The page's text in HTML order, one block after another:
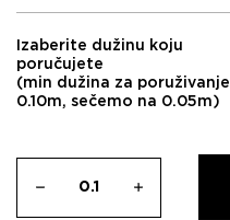
Izaberite dužinu koju
poručujete
(min dužina za poruživanje
0.10m, sečemo na 0.05m)